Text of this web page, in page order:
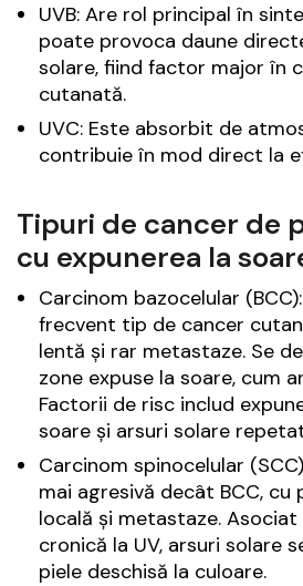
UVB: Are rol principal în
poate provoca daune
solare, fiind factor major în
cutanată.
UVC: Este absorbit de
contribuie în mod direct la
Tipuri de cancer de
cu expunerea la
Carcinom bazocelular
frecvent tip de cancer
lentă și rar metastaze. Se
zone expuse la soare, cum
Factorii de risc includ
soare și arsuri solare
Carcinom spinocelular
mai agresivă decât BCC, cu
locală și metastaze.
cronică la UV, arsuri solare
piele deschisă la culoare.